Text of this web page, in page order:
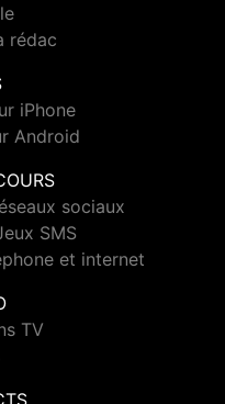
rédac
iPhone
Android
sociaux
SMS
et internet
TV